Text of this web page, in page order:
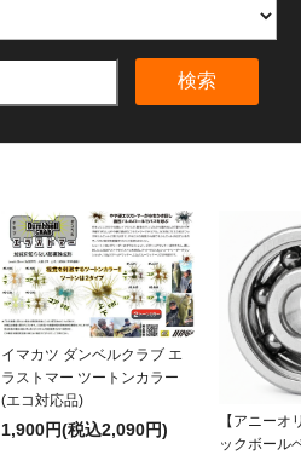
検索
イマカツ ダンベルクラブ エ
ラストマー ツートンカラー
(エコ対応品)
1,900円(税込2,090円)
【アニーオ
ックボール